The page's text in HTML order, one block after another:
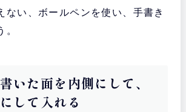
ない、ボールペンを使い、手書き
。
いた面を内側にして、
して入れる